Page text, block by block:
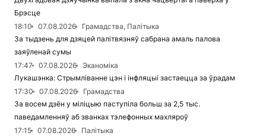
Брэсце
18:10
07.08.2026
Грамадства, Палітыка
За тыдзень для дзяцей палітвязняў сабрана амаль палова
заяўленай сумы
17:47
07.08.2026
Эканоміка
Лукашэнка: Стрымліванне цэн і інфляцыі застаецца за ўрадам
17:30
07.08.2026
Грамадства
За восем дзён у міліцыю паступіла больш за 2,5 тыс.
паведамленняў аб званках тэлефонных махляроў
17:15
07.08.2026
Палітыка